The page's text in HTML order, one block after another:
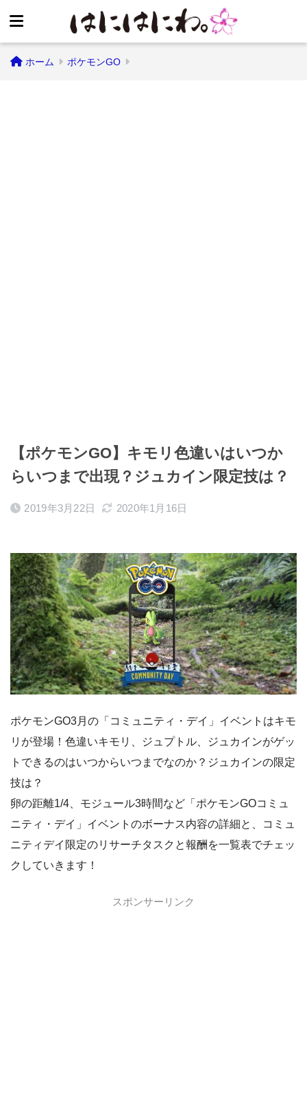
ホーム ポケモンGO
【ポケモンGO】キモリ色違いはいつか
らいつまで出現？ジュカイン限定技は？
2019年3月22日 2020年1月16日
ポケモンGO3月の「コミュニティ・デイ」イベントはキモ
リが登場！色違いキモリ、ジュプトル、ジュカインがゲッ
トできるのはいつからいつまでなのか？ジュカインの限定
技は？
卵の距離1/4、モジュール3時間など「ポケモンGOコミュ
ニティ・デイ」イベントのボーナス内容の詳細と、コミュ
ニティデイ限定のリサーチタスクと報酬を一覧表でチェッ
クしていきます！
スポンサーリンク